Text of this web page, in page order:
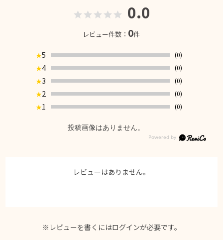
0.0
レビュー件数： 0件
★5
(0)
★4
(0)
★3
(0)
★2
(0)
★1 (0)
投稿画像はありません。
レビューはありません。
※レビューを書くにはログインが必要です。